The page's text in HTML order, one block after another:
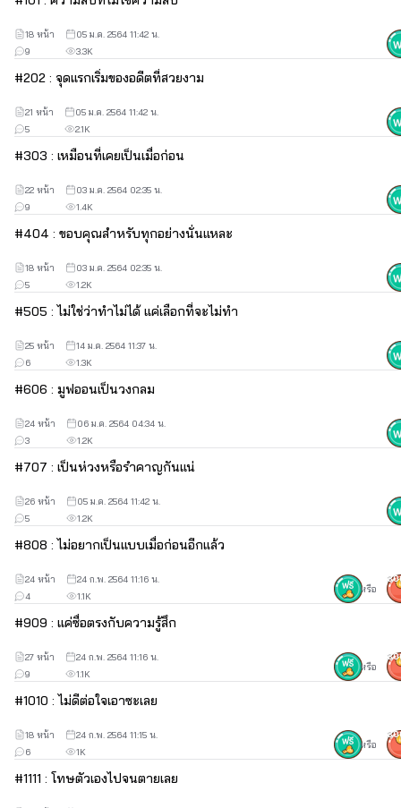
ติดเหรียญวันที่ 24 ก.พ 64 เวลา 18.00 น.
3.3K
9
18 หน้า 05 ม.ค. 2564 11:42 น.
#202 : จุดแรกเริ่มของอดีตที่สวยงาม
2.1K
5
21 หน้า 05 ม.ค. 2564 11:42 น.
#303 : เหมือนที่เคยเป็นเมื่อก่อน
1.4K
9
22 หน้า 03 ม.ค. 2564 02:35 น.
#404 : ขอบคุณสำหรับทุกอย่างนั่นแหละ
1.2K
5
18 หน้า 03 ม.ค. 2564 02:35 น.
#505 : ไม่ใช่ว่าทำไม่ได้ แค่เลือกที่จะไม่ทำ
1.3K
6
25 หน้า 14 ม.ค. 2564 11:37 น.
#606 : มูฟออนเป็นวงกลม
1.2K
3
24 หน้า 06 ม.ค. 2564 04:34 น.
#707 : เป็นห่วงหรือรำคาญกันแน่
1.2K
5
26 หน้า 05 ม.ค. 2564 11:42 น.
#808 : ไม่อยากเป็นแบบเมื่อก่อนอีกแล้ว
1.1K
4
24 หน้า
24 ก.พ. 2564 11:16 น.
หรือ
#909 : แค่ซื่อตรงกับความรู้สึก
1.1K
9
27 หน้า
24 ก.พ. 2564 11:16 น.
หรือ
#1010 : ไม่ดีต่อใจเอาซะเลย
1K
6
18 หน้า
24 ก.พ. 2564 11:15 น.
หรือ
#1111 : โทษตัวเองไปจนตายเลย